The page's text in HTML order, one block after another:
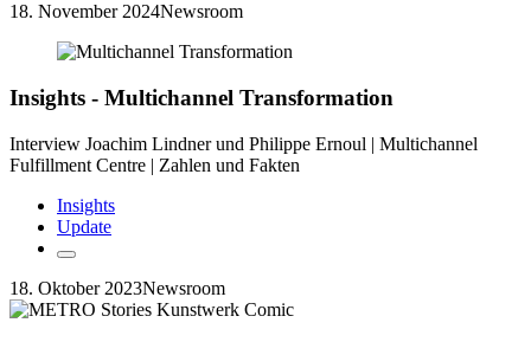
18. November 2024Newsroom
Insights - Multichannel Transformation
Interview Joachim Lindner und Philippe Ernoul | Multichannel
Fulfillment Centre | Zahlen und Fakten
Insights
Update
18. Oktober 2023Newsroom